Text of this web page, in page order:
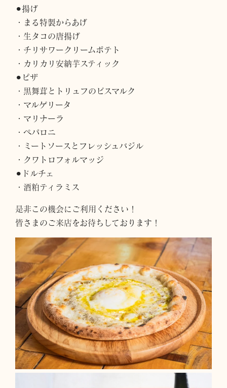
⚫︎揚げ
・まる特製からあげ
・生タコの唐揚げ
・チリサワークリームポテト
・カリカリ安納芋スティック
⚫︎ピザ
・黒舞茸とトリュフのビスマルク
・マルゲリータ
・マリナーラ
・ペパロニ
・ミートソースとフレッシュバジル
・クワトロフォルマッジ
⚫︎ドルチェ
・酒粕ティラミス
是非この機会にご利用ください！
皆さまのご来店をお待ちしております！